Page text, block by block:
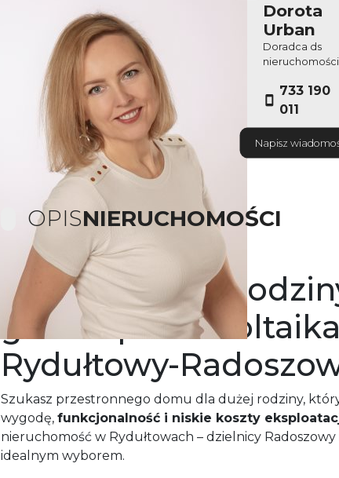
Dorota
Urban
Doradca ds
nieruchomości
733 190
011
Napisz
OPISNIERUCHOMOŚCI
Duży dom dla
garaże |
Rydułtowy-
Szukasz przestronnego domu dla dużej rodziny,
wygodę, funkcjonalność i niskie koszty
nieruchomość w Rydułtowach – dzielnicy
idealnym wyborem.